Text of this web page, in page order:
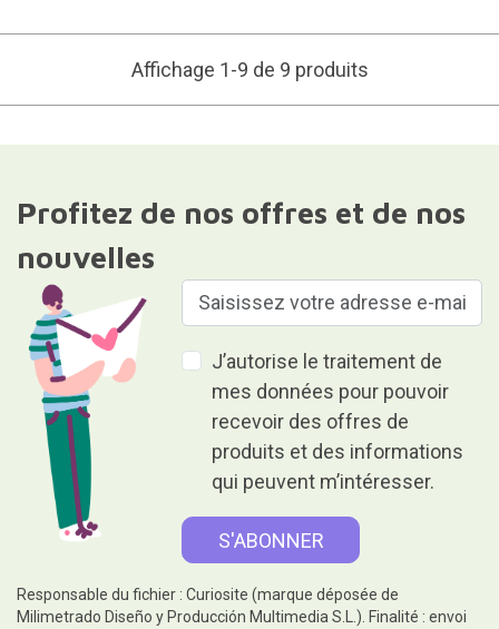
Affichage 1-9 de 9 produits
Profitez de nos offres et de nos
nouvelles
J’autorise le traitement de
mes données pour pouvoir
recevoir des offres de
produits et des informations
qui peuvent m’intéresser.
Responsable du fichier : Curiosite (marque déposée de
Milimetrado Diseño y Producción Multimedia S.L.). Finalité : envoi